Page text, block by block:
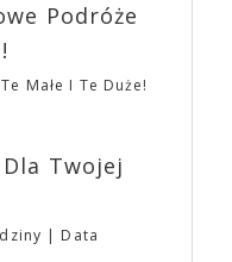
Podróże
Małe I Te Duże!
Twojej
Data